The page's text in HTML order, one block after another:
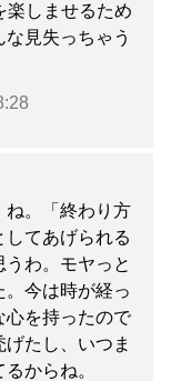
楽しませるため
見失っちゃう
。「終わり方
てあげられる
わ。モヤっと
。今は時が経っ
心を持ったので
たし、いつま
からね。